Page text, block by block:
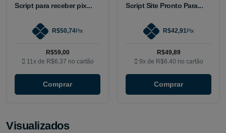
Script para receber pix...
R$50,74Pix
R$59,00
11x de R$6,37 no cartão
Comprar
Script Site Pronto Para...
R$42,91Pix
R$49,89
9x de R$6,40 no cartão
Comprar
Visualizados